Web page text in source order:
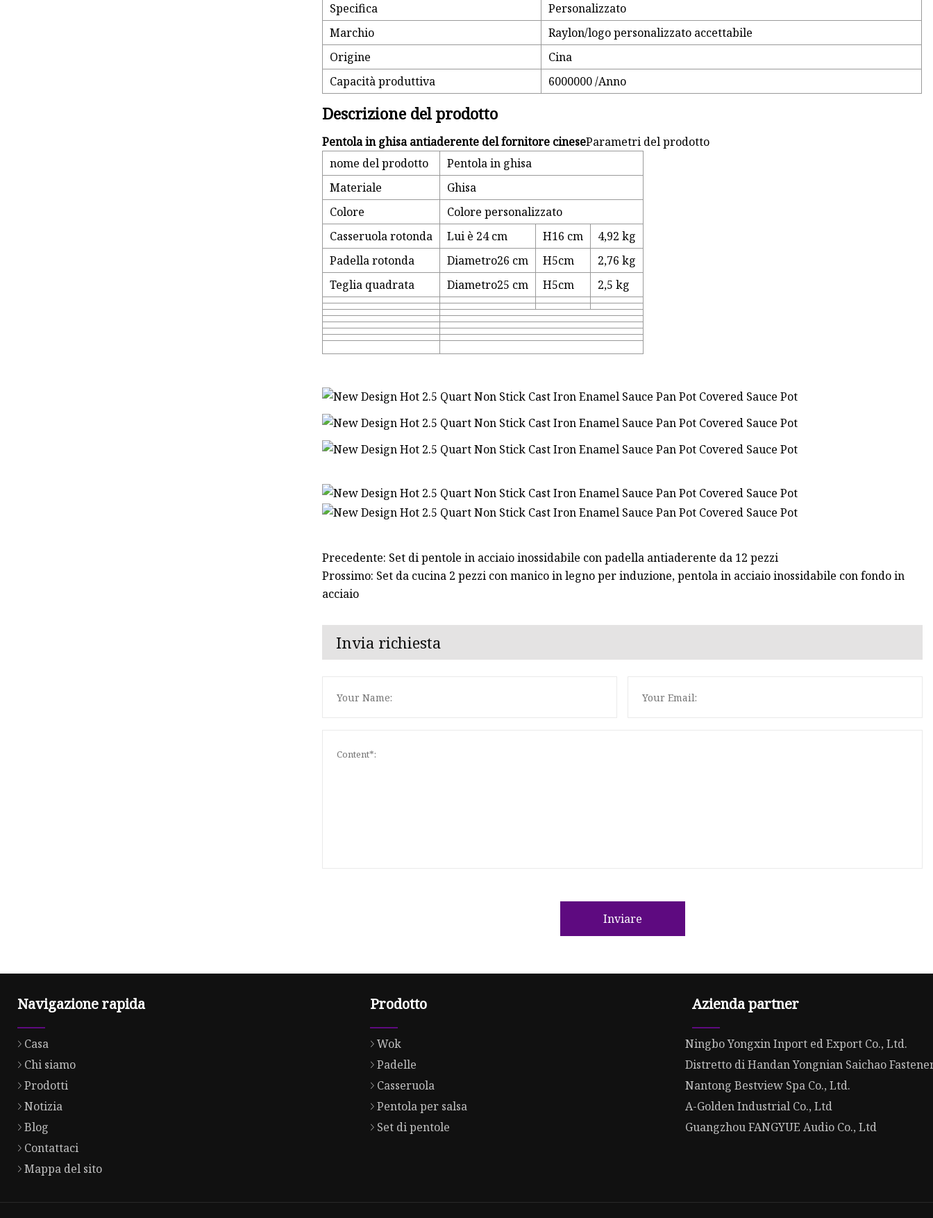
Specifica
Personalizzato
Marchio
Raylon/logo personalizzato accettabile
Origine
Cina
Capacità produttiva
6000000 /Anno
Descrizione del prodotto
Pentola in ghisa antiaderente del fornitore cineseParametri del prodotto
nome del prodotto
Pentola in ghisa
Materiale
Ghisa
Colore
Colore personalizzato
Casseruola rotonda
Lui è 24 cm H16 cm
4,92 kg
Padella rotonda
Diametro26 cm H5cm
2,76 kg
Teglia quadrata
Diametro25 cm H5cm 2,5 kg
Precedente: Set di pentole in acciaio inossidabile con padella antiaderente da 12 pezzi
Prossimo: Set da cucina 2 pezzi con manico in legno per induzione, pentola in acciaio inossidabile con fondo in
acciaio
Invia richiesta
Inviare
Navigazione rapida
Casa
Chi siamo
Prodotti
Notizia
Blog
Contattaci
Mappa del sito
Prodotto
Wok
Padelle
Casseruola
Pentola per salsa
Set di pentole
Azienda partner
Ningbo Yongxin Inport ed Export Co., Ltd.
Distretto di Handan Yongnian Saichao
Nantong Bestview Spa Co., Ltd.
A-Golden Industrial Co., Ltd
Guangzhou FANGYUE Audio Co., Ltd